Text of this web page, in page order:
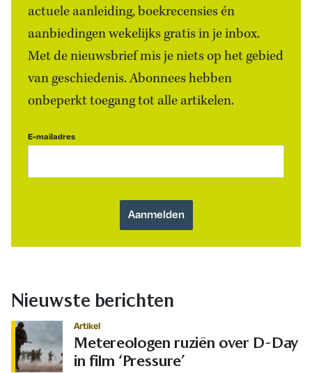
actuele aanleiding, boekrecensies én
aanbiedingen wekelijks gratis in je inbox.
Met de nieuwsbrief mis je niets op het gebied
van geschiedenis. Abonnees hebben
onbeperkt toegang tot alle artikelen.
E-mailadres
Nieuwste berichten
Artikel
Metereologen ruziën over D-Day
in film ‘Pressure’